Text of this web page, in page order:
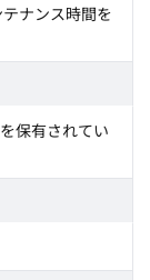
ナンス時間を
保有されてい